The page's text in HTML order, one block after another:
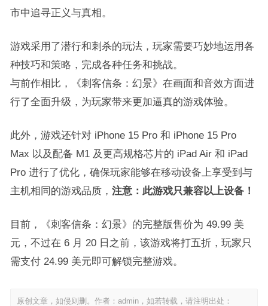
市中追寻正义与真相。
游戏采用了潜行和刺杀的玩法，玩家需要巧妙地运用各
种技巧和策略，完成各种任务和挑战。
与前作相比，《刺客信条：幻景》在画面和音效方面进
行了全面升级，为玩家带来更加逼真的游戏体验。
此外，游戏还针对 iPhone 15 Pro 和 iPhone 15 Pro
Max 以及配备 M1 及更高规格芯片的 iPad Air 和 iPad
Pro 进行了优化，确保玩家能够在移动设备上享受到与
主机相同的游戏品质， 注意：此游戏只兼容以上设备！
目前，《刺客信条：幻景》的完整版售价为 49.99 美
元，不过在 6 月 20 日之前，该游戏将打五折，玩家只
需支付 24.99 美元即可解锁完整游戏。
原创文章，如侵则删。作者：admin，如若转载，请注明出处：